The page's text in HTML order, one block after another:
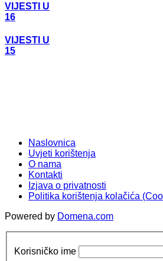
VIJESTI U
16
VIJESTI U
15
Naslovnica
Uvjeti korištenja
O nama
Kontakti
Izjava o privatnosti
Politika korištenja kolačića
Powered by Domena.com
Korisničko ime